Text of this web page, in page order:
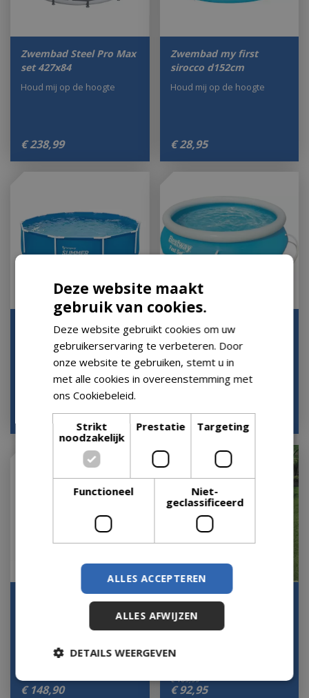
Zwembad Steel Pro Max
set 427x84
€238,99
Houd mij op de hoogte
Zwembad my first
sirocco d152cm
€ 28,95
Houd mij op de hoogte
Bad frame d305h76cm
00
Houd mij op de hoogte
Zwembad fast set
d244cm
€63,95
Houd mij op de hoogte
Zwembad steel fram st
€ 148,90
Houd mij op de hoogte
Zwembad fast set
d305cm
€ 109,99
€ 92,95
Houd mij op de hoogte
Deze website maakt
gebruik van cookies.
Deze website gebruikt cookies om uw
gebruikerservaring te verbeteren. Door
onze website te gebruiken, stemt u in
met alle cookies in overeenstemming met
ons Cookiebeleid.
Strikt
noodzakelijk
Prestatie Targeting
Functioneel
Niet-
geclassificeerd
ALLES ACCEPTEREN
ALLES AFWIJZEN
DETAILS WEERGEVEN